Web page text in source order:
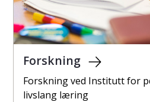
Forskning
Forskning ved Institutt for
livslang læring